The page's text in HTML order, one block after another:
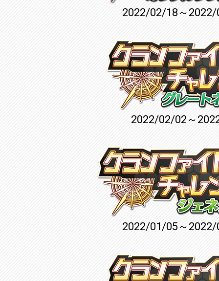
2022/02/18～
2022/02/02～
2022/01/05～